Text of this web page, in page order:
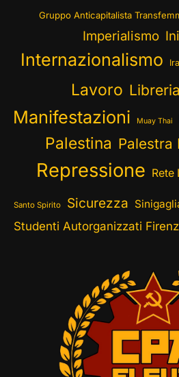
Gruppo Anticapitalista
Imperialismo
Internazionalismo
Lavoro Libreria
Manifestazioni Muay Thai
Palestina Palestra
Repressione Rete
Santo Spirito Sicurezza
Studenti Autorganizzati